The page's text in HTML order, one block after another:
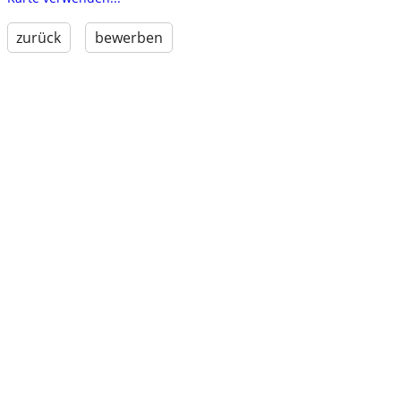
zurück bewerben